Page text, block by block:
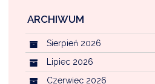
ARCHIWUM
Sierpień 2026
Lipiec 2026
Czerwiec 2026